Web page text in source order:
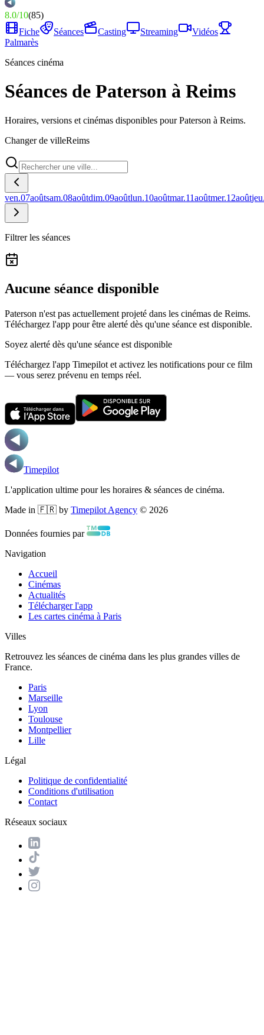
8.0/10(85)
Fiche
Séances Casting Streaming
Vidéos
Palmarès
Séances cinéma
Séances de Paterson à Reims
Horaires, versions et cinémas disponibles pour Paterson à Reims.
Changer de villeReims
ven.07aoûtsam.08aoûtdim.09aoûtlun.10aoûtmar.11aoûtmer.12août
Filtrer les séances
Aucune séance disponible
Paterson n'est pas actuellement projeté dans les cinémas de Reims.
Téléchargez l'app pour être alerté dès qu'une séance est disponible.
Soyez alerté dès qu'une séance est disponible
Téléchargez l'app Timepilot et activez les notifications pour ce film
— vous serez prévenu en temps réel.
Timepilot
L'application ultime pour les horaires & séances de cinéma.
Made in 🇫🇷 by Timepilot Agency © 2026
Données fournies par
Navigation
Accueil
Cinémas
Actualités
Télécharger l'app
Les cartes cinéma à Paris
Villes
Retrouvez les séances de cinéma dans les plus grandes villes de
France.
Paris
Marseille
Lyon
Toulouse
Montpellier
Lille
Légal
Politique de confidentialité
Conditions d'utilisation
Contact
Réseaux sociaux